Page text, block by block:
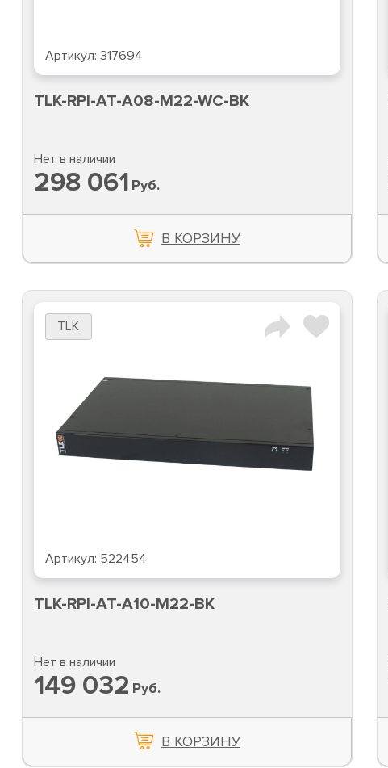
Артикул: 317694
TLK-RPI-AT-A08-M22-WC-BK
Нет в наличии
298 061 Руб.
В КОРЗИНУ
TLK
Артикул: 522454
TLK-RPI-AT-A10-M22-BK
Нет в наличии
149 032 Руб.
В КОРЗИНУ